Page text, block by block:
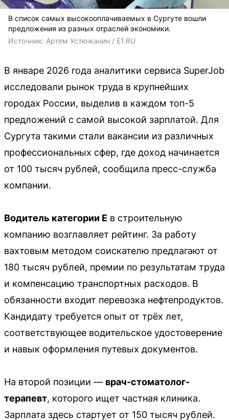
В список самых высокооплачиваемых в Сургуте вошли
предложения из разных отраслей экономики.
Источник: Артем Устюжанин / E1.RU
В январе 2026 года аналитики сервиса SuperJob
исследовали рынок труда в крупнейших
городах России, выделив в каждом топ-5
предложений с самой высокой зарплатой. Для
Сургута такими стали вакансии из различных
профессиональных сфер, где доход начинается
от 100 тысяч рублей, сообщила пресс-служба
компании.
Водитель категории Е в строительную
компанию возглавляет рейтинг. За работу
вахтовым методом соискателю предлагают от
180 тысяч рублей, премии по результатам труда
и компенсацию транспортных расходов. В
обязанности входит перевозка нефтепродуктов.
Кандидату требуется опыт от трёх лет,
соответствующее водительское удостоверение
и навык оформления путевых документов.
На второй позиции — врач-стоматолог-
терапевт, которого ищет частная клиника.
Зарплата здесь стартует от 150 тысяч рублей.